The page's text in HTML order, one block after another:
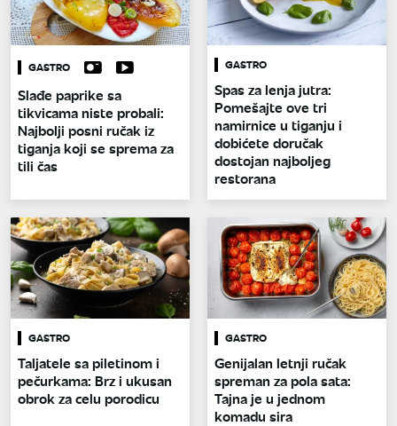
GASTRO
Slađe paprike sa
tikvicama niste probali:
Najbolji posni ručak iz
tiganja koji se sprema za
tili čas
GASTRO
Spas za lenja jutra:
Pomešajte ove tri
namirnice u tiganju i
dobićete doručak
dostojan najboljeg
restorana
GASTRO
Taljatele sa piletinom i
pečurkama: Brz i ukusan
obrok za celu porodicu
GASTRO
Genijalan letnji ručak
spreman za pola sata:
Tajna je u jednom
komadu sira